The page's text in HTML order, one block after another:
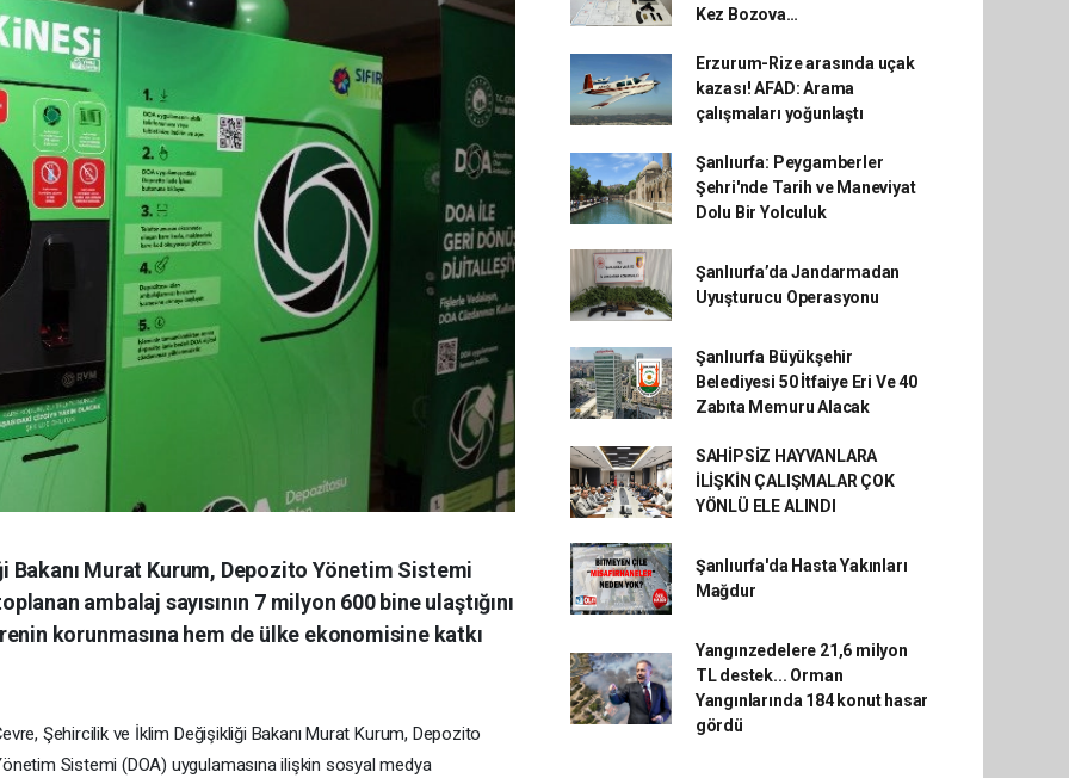
Murat Kurum, Depozito Yönetim Sistemi
ambalaj sayısının 7 milyon 600 bine ulaştığını
korunmasına hem de ülke ekonomisine katkı
Şehircilik ve İklim Değişikliği Bakanı Murat Kurum, Depozito
Sistemi (DOA) uygulamasına ilişkin sosyal medya
Kez Bozova…
Erzurum-Rize arasında uçak
kazası! AFAD: Arama
çalışmaları yoğunlaştı
Şanlıurfa: Peygamberler
Şehri'nde Tarih ve Maneviyat
Dolu Bir Yolculuk
Şanlıurfa’da Jandarmadan
Uyuşturucu Operasyonu
Şanlıurfa Büyükşehir
Belediyesi 50 İtfaiye Eri Ve 40
Zabıta Memuru Alacak
SAHİPSİZ HAYVANLARA
İLİŞKİN ÇALIŞMALAR ÇOK
YÖNLÜ ELE ALINDI
Şanlıurfa'da Hasta Yakınları
Mağdur
Yangınzedelere 21,6 milyon
TL destek... Orman
Yangınlarında 184 konut hasar
gördü